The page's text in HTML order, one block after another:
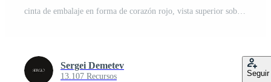
cinta de embalaje en forma de corazón rojo, vista superior sobre un fondo blanco Foto Gratis
Sergei Demetev
13.107 Recursos Seguir